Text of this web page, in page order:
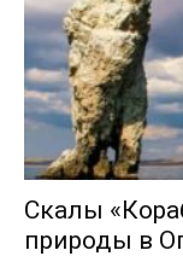
Скалы
природы в